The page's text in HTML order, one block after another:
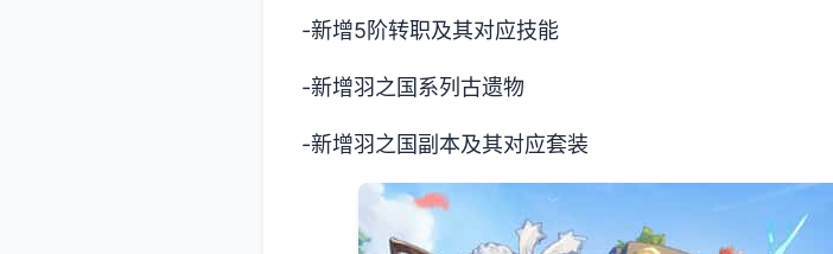
-新增5阶转职及其对应技能
-新增羽之国系列古遗物
-新增羽之国副本及其对应套装